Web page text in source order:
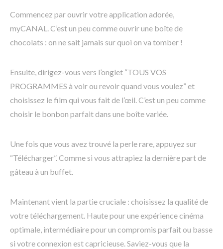
Commencez par ouvrir votre application adorée,
myCANAL. C’est un peu comme ouvrir une boîte de
chocolats : on ne sait jamais sur quoi on va tomber !
Ensuite, dirigez-vous vers l’onglet “TOUS VOS
PROGRAMMES à voir ou revoir quand vous voulez” et
choisissez le film qui vous fait de l’œil. C’est un peu comme
choisir le bonbon parfait dans une boîte variée.
Une fois que vous avez trouvé la perle rare, appuyez sur
“Télécharger”. Comme si vous attrapiez la dernière part de
gâteau à un buffet.
Maintenant vient la partie cruciale : choisissez la qualité de
votre téléchargement. Haute pour une expérience cinéma
optimale, intermédiaire pour un compromis parfait ou basse
si votre connexion est capricieuse. Saviez-vous que la